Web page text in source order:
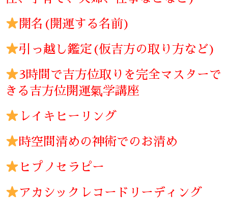
開名(開運する名前)
引っ越し鑑定(仮吉方の取り方など)
3時間で吉方位取りを完全マスターで
きる吉方位開運氣学講座
レイキヒーリング
時空間清めの神術でのお清め
ヒプノセラピー
アカシックレコードリーディング